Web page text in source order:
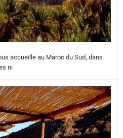
accueille au Maroc du Sud, dans
ni